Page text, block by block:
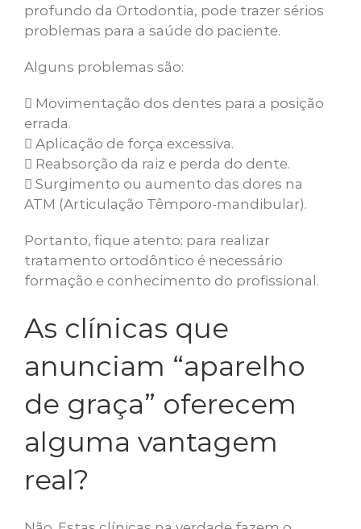
profundo da Ortodontia, pode trazer sérios
problemas para a saúde do paciente.
Alguns problemas são:
Movimentação dos dentes para a posição
errada.
Aplicação de força excessiva.
Reabsorção da raiz e perda do dente.
Surgimento ou aumento das dores na
ATM (Articulação Têmporo-mandibular).
Portanto, fique atento: para realizar
tratamento ortodôntico é necessário
formação e conhecimento do profissional.
As clínicas que
anunciam “aparelho
de graça” oferecem
alguma vantagem
real?